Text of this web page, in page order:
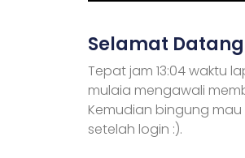
Selamat Datang
Tepat jam 13:04 waktu
mulaia mengawali
Kemudian bingung
setelah login :).